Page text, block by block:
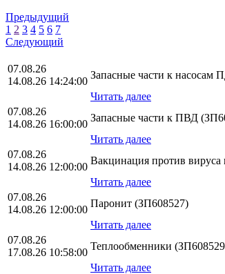
Предыдущий
1 2 3 4 5 6 7
Следующий
07.08.26
14.08.26 14:24:00
Запасные части к насосам
Читать далее
07.08.26
14.08.26 16:00:00
Запасные части к ПВД
Читать далее
07.08.26
14.08.26 12:00:00
Вакцинация против
Читать далее
07.08.26
14.08.26 12:00:00
Паронит (ЗП608527)
Читать далее
07.08.26
17.08.26 10:58:00
Теплообменники
Читать далее